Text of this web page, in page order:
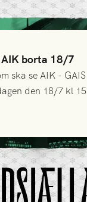
borta 18/7
ska se AIK -
den 18/7 kl